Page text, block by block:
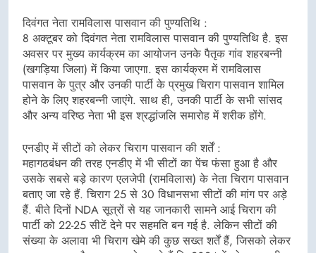
दिवंगत नेता रामविलास पासवान की पुण्यतिथि :
8 अक्टूबर को दिवंगत नेता रामविलास पासवान की पुण्यतिथि है. इस
अवसर पर मुख्य कार्यक्रम का आयोजन उनके पैतृक गांव शहरबन्नी
(खगड़िया जिला) में किया जाएगा. इस कार्यक्रम में रामविलास
पासवान के पुत्र और उनकी पार्टी के प्रमुख चिराग पासवान शामिल
होने के लिए शहरबन्नी जाएंगे. साथ ही, उनकी पार्टी के सभी सांसद
और अन्य वरिष्ठ नेता भी इस श्रद्धांजलि समारोह में शरीक होंगे.
एनडीए में सीटों को लेकर चिराग पासवान की शर्तें :
महागठबंधन की तरह एनडीए में भी सीटों का पेंच फंसा हुआ है और
उसके सबसे बड़े कारण एलजेपी (रामविलास) के नेता चिराग पासवान
बताए जा रहे हैं. चिराग 25 से 30 विधानसभा सीटों की मांग पर अड़े
हैं. बीते दिनों NDA सूत्रों से यह जानकारी सामने आई चिराग की
पार्टी को 22-25 सीटें देने पर सहमति बन गई है. लेकिन सीटों की
संख्या के अलावा भी चिराग खेमे की कुछ सख्त शर्तें हैं, जिसको लेकर